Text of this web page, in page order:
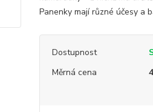
Panenky mají různé účesy a
Dostupnost
Měrná cena